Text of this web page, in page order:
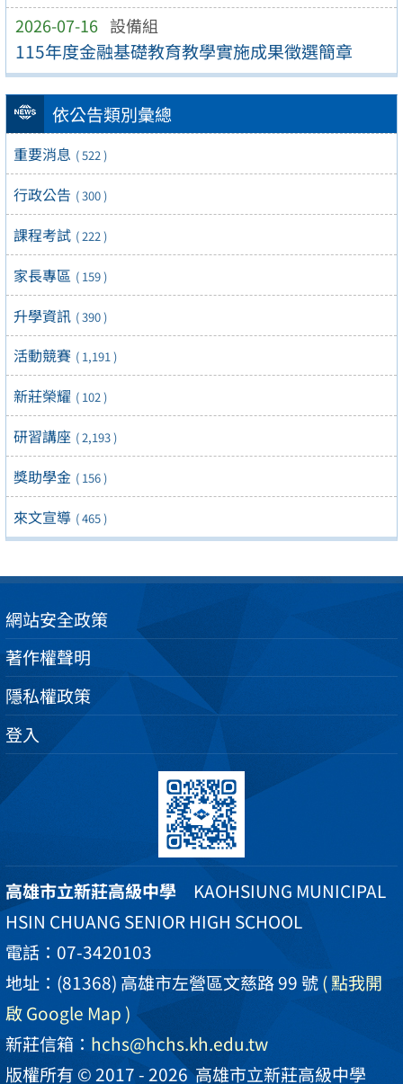
2026-07-16 設備組
115年度金融基礎教育教學實施成果徵選簡章
依公告類別彙總
重要消息 ( 522 )
行政公告 ( 300 )
課程考試 ( 222 )
家長專區 ( 159 )
升學資訊 ( 390 )
活動競賽 ( 1,191 )
新莊榮耀 ( 102 )
研習講座 ( 2,193 )
獎助學金 ( 156 )
來文宣導 ( 465 )
網站安全政策
著作權聲明
隱私權政策
登入
高雄市立新莊高級中學 KAOHSIUNG MUNICIPAL
HSIN CHUANG SENIOR HIGH SCHOOL
電話：07-3420103
地址：(81368) 高雄市左營區文慈路 99 號( 點我開
啟 Google Map )
新莊信箱： hchs@hchs.kh.edu.tw
版權所有 © 2017 - 2026高雄市立新莊高級中學